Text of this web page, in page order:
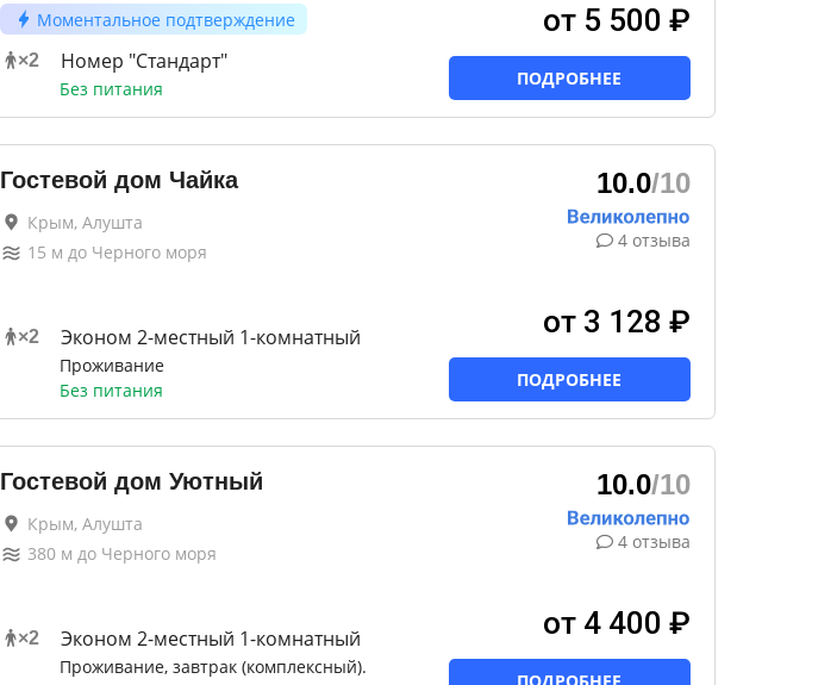
Моментальное подтверждение
×2 Номер "Стандарт"
Без питания
от 5 500 ₽
ПОДРОБНЕЕ
Гостевой дом Чайка
Крым, Алушта
15 м до Черного моря
×2 Эконом 2-местный 1-комнатный
Проживание
Без питания
10.0/10
4 отзыва
от 3 128 ₽
ПОДРОБНЕЕ
Гостевой дом Уютный
Крым, Алушта
380м до Черного моря
×2 Эконом 2-местный 1-комнатный
Проживание, завтрак (комплексный).
10.0/10
4 отзыва
от 4 400 ₽